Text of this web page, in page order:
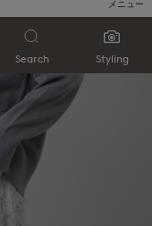
メニュー
Search Styling